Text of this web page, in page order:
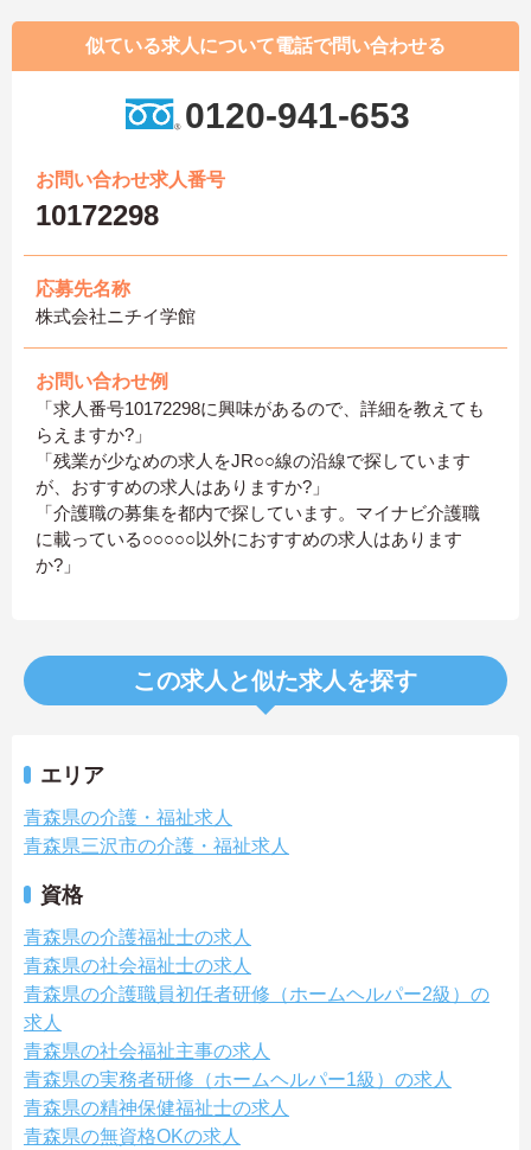
似ている求人について電話で問い合わせる
0120-941-653
お問い合わせ求人番号
10172298
応募先名称
株式会社ニチイ学館
お問い合わせ例
「求人番号10172298に興味があるので、詳細を教えても
らえますか?」
「残業が少なめの求人をJR○○線の沿線で探しています
が、おすすめの求人はありますか?」
「介護職の募集を都内で探しています。マイナビ介護職
に載っている○○○○○以外におすすめの求人はあります
か?」
この求人と似た求人を探す
エリア
青森県の介護・福祉求人
青森県三沢市の介護・福祉求人
資格
青森県の介護福祉士の求人
青森県の社会福祉士の求人
青森県の介護職員初任者研修（ホームヘルパー2級）の
求人
青森県の社会福祉主事の求人
青森県の実務者研修（ホームヘルパー1級）の求人
青森県の精神保健福祉士の求人
青森県の無資格OKの求人